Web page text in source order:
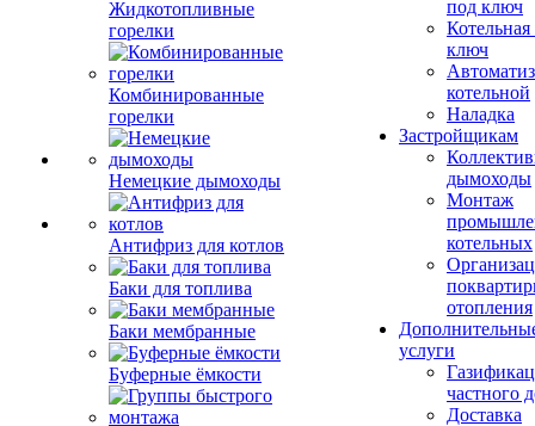
Жидкотопливные
горелки
Комбинированные
горелки
Немецкие дымоходы
Антифриз для котлов
Баки для топлива
Баки мембранные
Буферные ёмкости
под ключ
ключ
котельной
Наладка
Застройщикам
дымоходы
Монтаж
котельных
отопления
услуги
частного
Доставка